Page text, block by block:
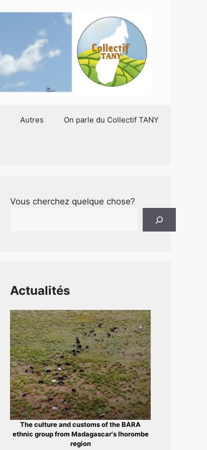
Autres On parle du Collectif TANY
Vous cherchez quelque chose?
Actualités
The culture and customs of the BARA
ethnic group from Madagascar's Ihorombe
region